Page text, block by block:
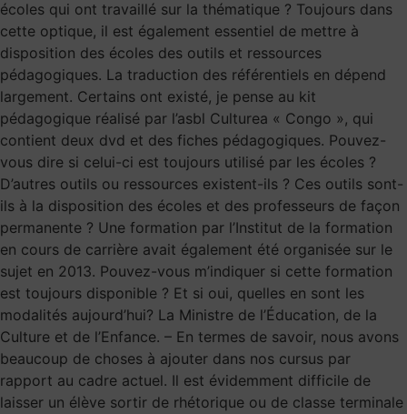
écoles qui ont travaillé sur la thématique ? Toujours dans
cette optique, il est également essentiel de mettre à
disposition des écoles des outils et ressources
pédagogiques. La traduction des référentiels en dépend
largement. Certains ont existé, je pense au kit
pédagogique réalisé par l’asbl Culturea « Congo », qui
contient deux dvd et des fiches pédagogiques. Pouvez-
vous dire si celui-ci est toujours utilisé par les écoles ?
D’autres outils ou ressources existent-ils ? Ces outils sont-
ils à la disposition des écoles et des professeurs de façon
permanente ? Une formation par l’Institut de la formation
en cours de carrière avait également été organisée sur le
sujet en 2013. Pouvez-vous m’indiquer si cette formation
est toujours disponible ? Et si oui, quelles en sont les
modalités aujourd’hui? La Ministre de l’Éducation, de la
Culture et de l’Enfance. – En termes de savoir, nous avons
beaucoup de choses à ajouter dans nos cursus par
rapport au cadre actuel. Il est évidemment difficile de
laisser un élève sortir de rhétorique ou de classe terminale